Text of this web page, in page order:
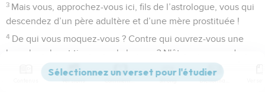
3 Mais vous, approchez-vous ici, fils de l’astrologue, vous qui
descendez d’un père adultère et d’une mère prostituée !
4 De qui vous moquez-vous ? Contre qui ouvrez-vous une
large bouche et tirez-vous la langue ? N'êtes-vous pas des
enfants désobéissants, une famille de menteurs ?
Vous brûlez de désir près des térébinthes, sous tout arbre
Versions Commentaires Strong